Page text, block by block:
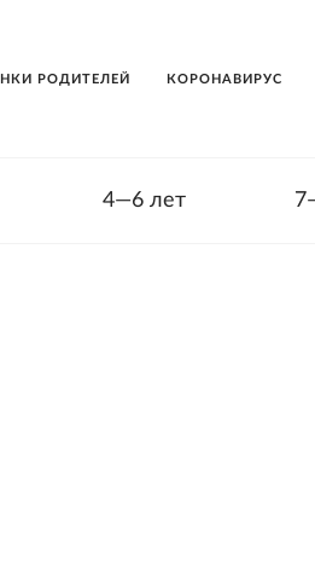
РОДИТЕЛЕЙ КОРОНАВИРУС
4—6 лет